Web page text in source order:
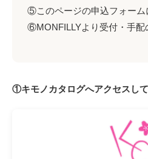
⑤このページの申込フォーム
⑥MONFILLYより受付・手配
①キモノカタログへアクセスし